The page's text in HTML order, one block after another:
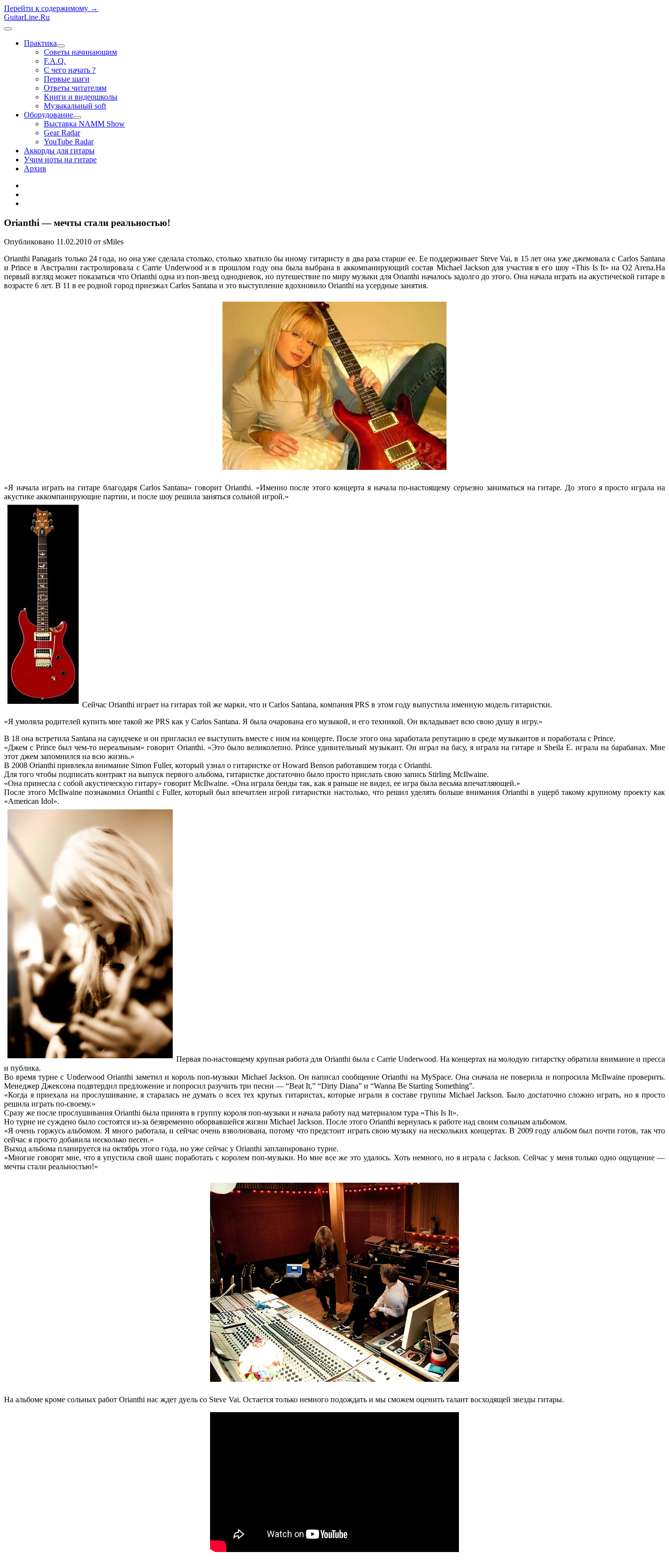
Перейти к содержимому →
GuitarLine.Ru
открыть
Практика
открыть
меню
Советы начинающим
F.A.Q.
С чего начать ?
Первые шаги
Ответы читателям
Книги и видеошколы
Музыкальный soft
Оборудование
открыть
меню
Выставка NAMM Show
Gear Radar
YouTube Radar
Аккорды для гитары
Учим ноты на гитаре
Архив
Orianthi — мечты стали реальностью!
Опубликовано 11.02.2010 от sMiles
Orianthi Panagaris только 24 года, но она уже сделала столько, столько хватило бы иному гитаристу в два раза старше ее. Ее поддерживает Steve Vai, в 15 лет она уже джемовала с Carlos Santana
и Prince в Австралии гастролировала с Carrie Underwood и в прошлом году она была выбрана в аккомпанирующий состав Michael Jackson для участия в его шоу «This Is It» на O2 Arena.На
первый взгляд может показаться что Orianthi одна из поп-звезд однодневок, но путешествие по миру музыки для Orianthi началось задолго до этого. Она начала играть на акустической гитаре в
возрасте 6 лет. В 11 в ее родной город приезжал Carlos Santana и это выступление вдохновило Orianthi на усердные занятия.
«Я начала играть на гитаре благодаря Carlos Santana» говорит Orianthi. «Именно после этого концерта я начала по-настоящему серъезно заниматься на гитаре. До этого я просто играла на
акустике аккомпанирующие партии, и после шоу решила заняться сольной игрой.»
Сейчас Orianthi играет на гитарах той же марки, что и Carlos Santana, компания PRS в этом году выпустила именную модель гитаристки.
«Я умоляла родителей купить мне такой же PRS как у Carlos Santana. Я была очарована его музыкой, и его техникой. Он вкладывает всю свою душу в игру.»
В 18 она встретила Santana на саундчеке и он пригласил ее выступить вместе с ним на концерте. После этого она заработала репутацию в среде музыкантов и поработала с Prince.
«Джем с Prince был чем-то нереальным» говорит Orianthi. «Это было великолепно. Prince удивительный музыкант. Он играл на басу, я играла на гитаре и Sheila E. играла на барабанах. Мне
этот джем запомнился на всю жизнь.»
В 2008 Orianthi привлекла внимание Simon Fuller, который узнал о гитаристке от Howard Benson работавшем тогда с Orianthi.
Для того чтобы подписать контракт на выпуск первого альбома, гитаристке достаточно было просто прислать свою запись Stirling McIlwaine.
«Она принесла с собой акустическую гитару» говорит McIlwaine. «Она играла бенды так, как я раньше не видел, ее игра была весьма впечатляющей.»
После этого McIlwaine познакомил Orianthi с Fuller, который был впечатлен игрой гитаристки настолько, что решил уделять больше внимания Orianthi в ущерб такому крупному проекту как
«American Idol».
Первая по-настоящему крупная работа для Orianthi была с Carrie Underwood. На концертах на молодую гитарстку обратила внимание и пресса
и публика.
Во время турне с Underwood Orianthi заметил и король поп-музыки Michael Jackson. Он написал сообщение Orianthi на MySpace. Она сначала не поверила и попросила McIlwaine проверить.
Менеджер Джексона подвтердил предложение и попросил разучить три песни — “Beat It,” “Dirty Diana” и “Wanna Be Starting Something”.
«Когда я приехала на прослушивание, я старалась не думать о всех тех крутых гитаристах, которые играли в составе группы Michael Jackson. Было достаточно сложно играть, но я просто
решила играть по-своему.»
Сразу же после прослушивания Orianthi была принята в группу короля поп-музыки и начала работу над материалом тура «This Is It».
Но турне не суждено было состоятся из-за безвременно оборвавшейся жизни Michael Jackson. После этого Orianthi вернулась к работе над своим сольным альбомом.
«Я очень горжусь альбомом. Я много работала, и сейчас очень взволнована, потому что предстоит играть свою музыку на нескольких концертах. В 2009 году альбом был почти готов, так что
сейчас я просто добавила несколько песен.»
Выход альбома планируется на октябрь этого года, но уже сейчас у Orianthi запланировано турне.
«Многие говорят мне, что я упустила свой шанс поработать с королем поп-музыки. Но мне все же это удалось. Хоть немного, но я играла с Jackson. Сейчас у меня только одно ощущение —
мечты стали реальностью!»
На альбоме кроме сольных работ Orianthi нас ждет дуель со Steve Vai. Остается только немного подождать и мы сможем оценить талант восходящей звезды гитары.